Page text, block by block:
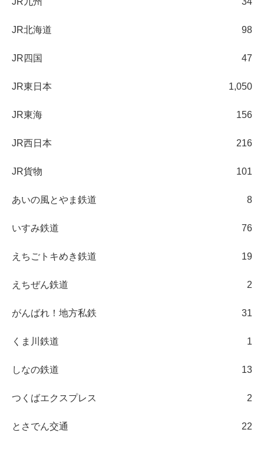
JR北海道 98
JR四国 47
JR東日本 1,050
JR東海 156
JR西日本 216
JR貨物 101
あいの風とやま鉄道 8
いすみ鉄道 76
えちごトキめき鉄道 19
えちぜん鉄道 2
がんばれ！地方私鉄 31
くま川鉄道 1
しなの鉄道 13
つくばエクスプレス 2
とさでん交通 22